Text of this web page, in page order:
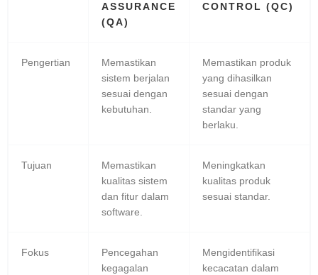
ASSURANCE
(QA)
CONTROL (QC)
Pengertian
Memastikan
sistem berjalan
sesuai dengan
kebutuhan.
Memastikan produk
yang dihasilkan
sesuai dengan
standar yang
berlaku.
Tujuan
Memastikan
kualitas sistem
dan fitur dalam
software.
Meningkatkan
kualitas produk
sesuai standar.
Fokus
Pencegahan
kegagalan
Mengidentifikasi
kecacatan dalam